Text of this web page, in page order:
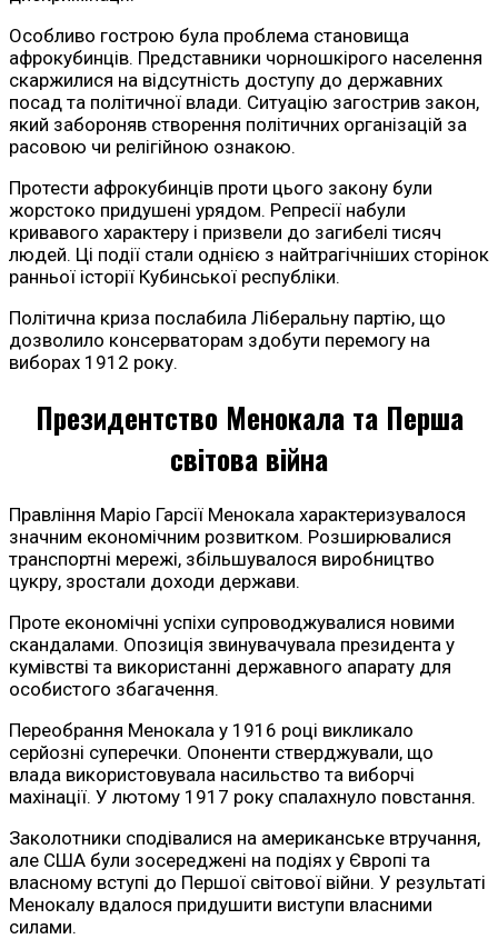
Особливо гострою була проблема становища
афрокубинців. Представники чорношкірого населення
скаржилися на відсутність доступу до державних
посад та політичної влади. Ситуацію загострив закон,
який забороняв створення політичних організацій за
расовою чи релігійною ознакою.
Протести афрокубинців проти цього закону були
жорстоко придушені урядом. Репресії набули
кривавого характеру і призвели до загибелі тисяч
людей. Ці події стали однією з найтрагічніших сторінок
ранньої історії Кубинської республіки.
Політична криза послабила Ліберальну партію, що
дозволило консерваторам здобути перемогу на
виборах 1912 року.
Президентство Менокала та Перша
світова війна
Правління Маріо Гарсії Менокала характеризувалося
значним економічним розвитком. Розширювалися
транспортні мережі, збільшувалося виробництво
цукру, зростали доходи держави.
Проте економічні успіхи супроводжувалися новими
скандалами. Опозиція звинувачувала президента у
кумівстві та використанні державного апарату для
особистого збагачення.
Переобрання Менокала у 1916 році викликало
серйозні суперечки. Опоненти стверджували, що
влада використовувала насильство та виборчі
махінації. У лютому 1917 року спалахнуло повстання.
Заколотники сподівалися на американське втручання,
але США були зосереджені на подіях у Європі та
власному вступі до Першої світової війни. У результаті
Менокалу вдалося придушити виступи власними
силами.